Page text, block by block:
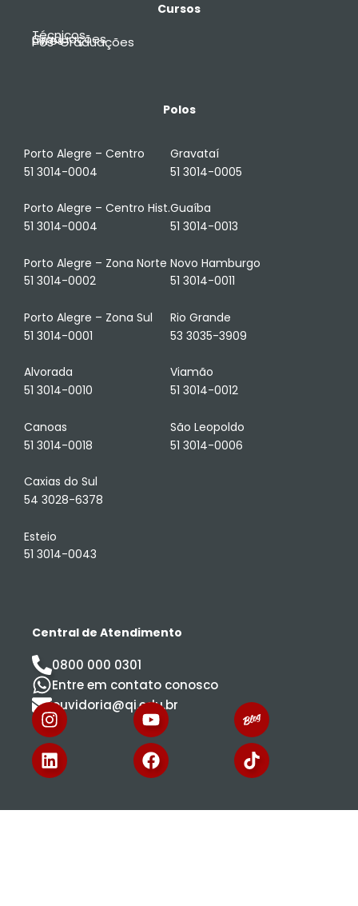
Cursos
Técnicos
Graduações
Livres
Pós-Graduações
Polos
Porto Alegre – Centro
51 3014-0004
Porto Alegre – Centro Hist.
51 3014-0004
Porto Alegre – Zona Norte
51 3014-0002
Porto Alegre – Zona Sul
51 3014-0001
Alvorada
51 3014-0010
Canoas
51 3014-0018
Caxias do Sul
54 3028-6378
Esteio
51 3014-0043
Gravataí
51 3014-0005
Guaíba
51 3014-0013
Novo Hamburgo
51 3014-0011
Rio Grande
53 3035-3909
Viamão
51 3014-0012
São Leopoldo
51 3014-0006
Central de Atendimento
0800 000 0301
Entre em contato conosco
ouvidoria@qi.edu.br